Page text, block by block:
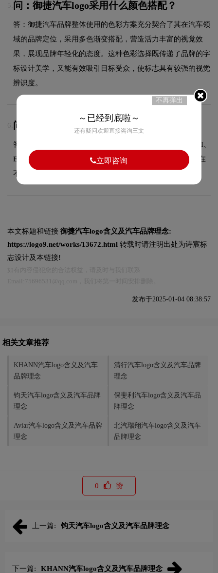
5. 问：御捷汽车logo采用什么颜色搭配？
答：御捷汽车品牌整体使用的色彩方案充分契合了其在汽车领
域的品牌定位，采用多色渐变搭配，营造活力丰富的视觉效
果，展现品牌年轻化的态度。这种色彩选择既传递了品牌的字
标设计美学，又能有效吸引目标受众，使标志具有较强的视觉
辨识度。
6. 问：源文件全部交付吗？
答：是的，设计完成后我们提供多种格式的源文件，包括AI、
EPS、CDR等矢量格式以及PNG、JPG等位图格式，方便您在
不同场景下使用。
本文标题和链接 御捷汽车logo含义及汽车品牌理念:
https://logo9.net/works/13672.html 转载时请注明出处为诗宸标
志设计及本链接!
发布于2025-01-04 08:38:57
相关文章推荐
KHANN汽车logo含义及汽车
品牌理念
清行汽车logo含义及汽车品牌
理念
钧天汽车logo含义及汽车品牌
理念
保斐利汽车logo含义及汽车品
牌理念
Aviar汽车logo含义及汽车品牌
理念
北汽瑞翔汽车logo含义及汽车
品牌理念
0 赞
上一篇: 钧天汽车logo含义及汽车品牌理念
下一篇: KHANN汽车logo含义及汽车品牌理念
不再弹出
～已经到底啦～
还有疑问欢迎直接咨询三文
立即咨询